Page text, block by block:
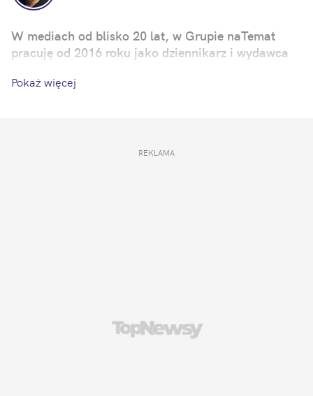
W mediach od blisko 20 lat, w Grupie naTemat
pracuję od 2016 roku jako dziennikarz i wydawca
Pokaż więcej
REKLAMA